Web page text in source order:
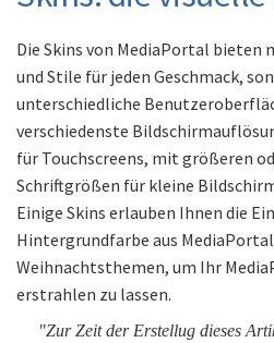
Die Skins von MediaPortal
und Stile für jeden Geschmack,
unterschiedliche
verschiedenste
für Touchscreens, mit größeren
Schriftgrößen für kleine
Einige Skins erlauben Ihnen die
Hintergrundfarbe aus
Weihnachtsthemen, um Ihr
erstrahlen zu lassen.
"Zur Zeit der Erstellug dieses